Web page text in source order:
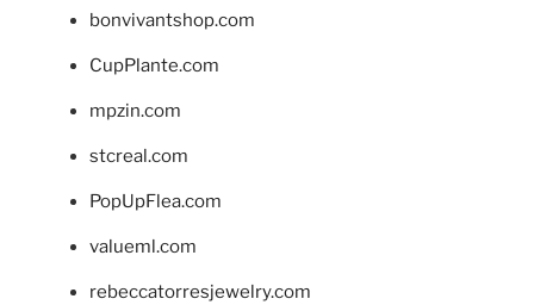
bonvivantshop.com
CupPlante.com
mpzin.com
stcreal.com
PopUpFlea.com
valueml.com
rebeccatorresjewelry.com